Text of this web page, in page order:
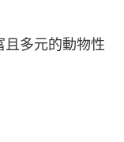
且多元的動物性